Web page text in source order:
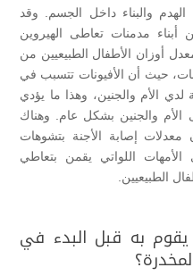
والبناء داخل الجسم. وقد
مدمنات تعاطى الهيروين
أوزان الأطفال الطبيعيين من
حيث أن الأفيونات تتسبب في
الأم والجنين، وهذا ما يؤدي
الأم والجنين بشكل عام. وهناك
إصابة الأجنة بتشوهات
اللواتي يقمن بتعاطي
الطبيعيين.
به قبل البدء في